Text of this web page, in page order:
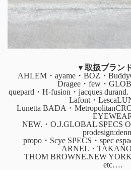
▼取扱ブラン
AHLEM・ayame・BOZ・
Dragee・few・
quepard・H-fusion・jacques
Lafont・
Lunetta BADA・
NEW.・O.J.GLOBAL SPECS
propo・Scye SPECS・spec
ARNEL・
THOM BROWNE.NEW
etc….